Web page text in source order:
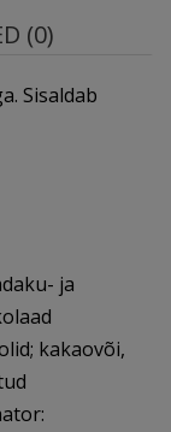
(0)
Sisaldab
ja
kakaovõi,